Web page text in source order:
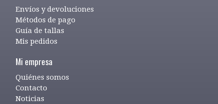
Envíos y devoluciones
Métodos de pago
Guía de tallas
Mis pedidos
Mi empresa
Quiénes somos
Contacto
Noticias